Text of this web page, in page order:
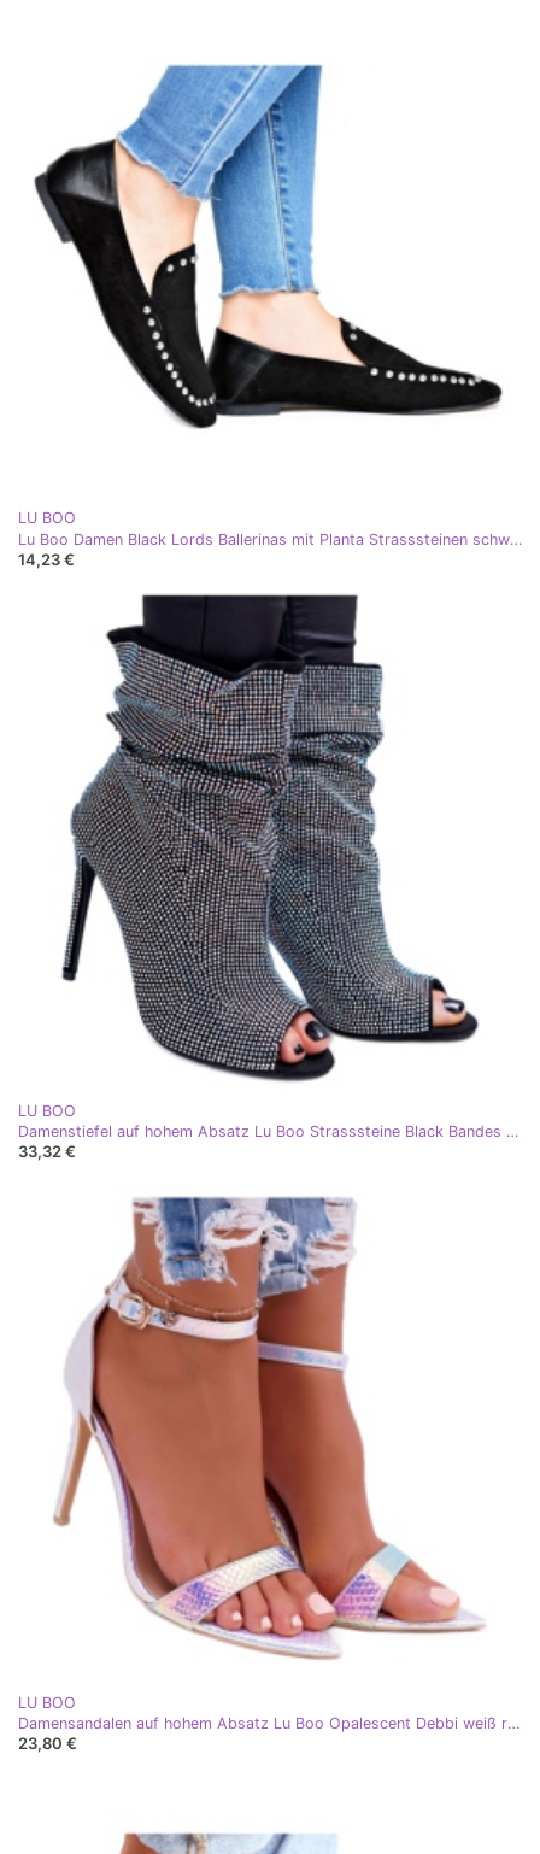
LU BOO
Lu Boo Damen Black Lords Ballerinas mit Planta Strasssteinen schwarz silber
14,23 €
LU BOO
Damenstiefel auf hohem Absatz Lu Boo Strasssteine ​​Black Bandes schwarz silber
33,32 €
LU BOO
Damensandalen auf hohem Absatz Lu Boo Opalescent Debbi weiß rosa silber
23,80 €